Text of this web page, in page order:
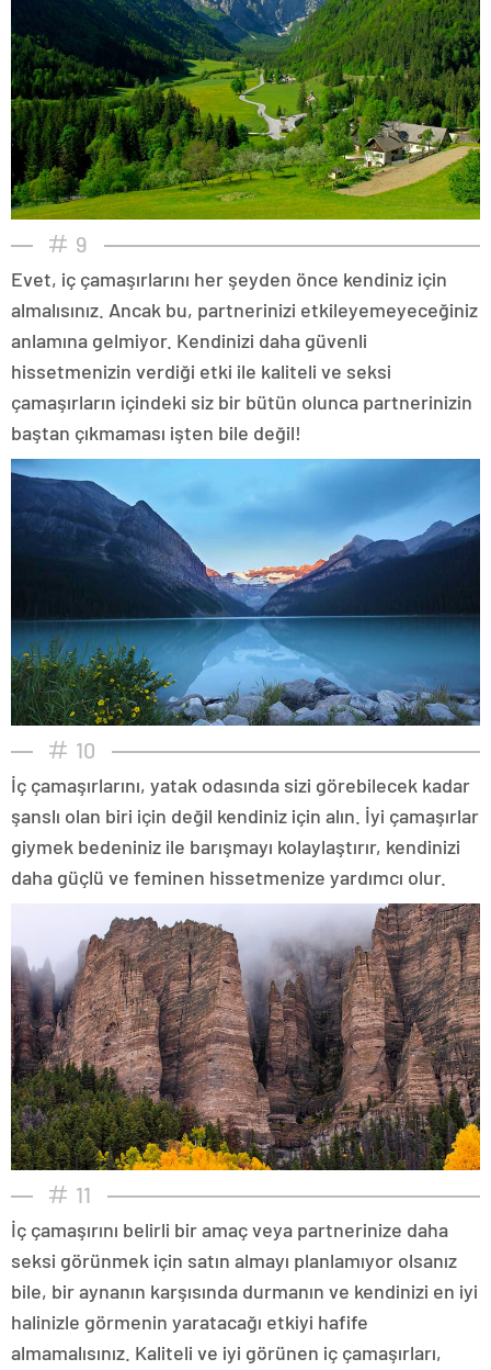
9
Evet, iç çamaşırlarını her şeyden önce kendiniz için
almalısınız. Ancak bu, partnerinizi etkileyemeyeceğiniz
anlamına gelmiyor. Kendinizi daha güvenli
hissetmenizin verdiği etki ile kaliteli ve seksi
çamaşırların içindeki siz bir bütün olunca partnerinizin
baştan çıkmaması işten bile değil!
10
İç çamaşırlarını, yatak odasında sizi görebilecek kadar
şanslı olan biri için değil kendiniz için alın. İyi çamaşırlar
giymek bedeniniz ile barışmayı kolaylaştırır, kendinizi
daha güçlü ve feminen hissetmenize yardımcı olur.
11
İç çamaşırını belirli bir amaç veya partnerinize daha
seksi görünmek için satın almayı planlamıyor olsanız
bile, bir aynanın karşısında durmanın ve kendinizi en iyi
halinizle görmenin yaratacağı etkiyi hafife
almamalısınız. Kaliteli ve iyi görünen iç çamaşırları,